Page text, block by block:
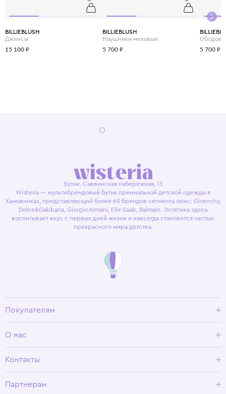
BILLIEBLUSH
Джинсы
15 100 ₽
BILLIEBLUSH
Наушники меховые
5 700 ₽
Ободок
5 700 ₽
Бутик. Саввинская набережная, 13
Wisteria — мультибрендовый бутик премиальной детской одежды в
Хамовниках, представляющий более 60 брендов сегмента люкс: Givenchy,
Dolce&Gabbana, Giorgio Armani, Elie Saab, Balmain. Эстетика здесь
воспитывает вкус с первых дней жизни и навсегда становится частью
прекрасного мира детства.
Покупателям
Условия возврата
О нас
Программа лояльности
Контакты
Партнерам